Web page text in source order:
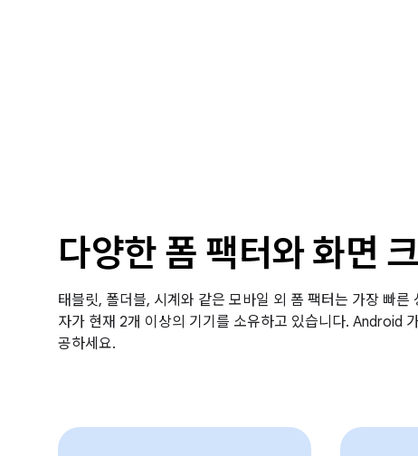
다양한 폼 팩터와 화면
태블릿, 폴더블, 시계와 같은 모바일 외 폼 팩터는 가장 빠
자가 현재 2개 이상의 기기를 소유하고 있습니다. Android
공하세요.